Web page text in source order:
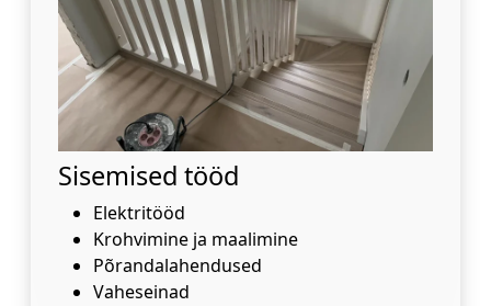
Sisemised tööd
Elektritööd
Krohvimine ja maalimine
Põrandalahendused
Vaheseinad